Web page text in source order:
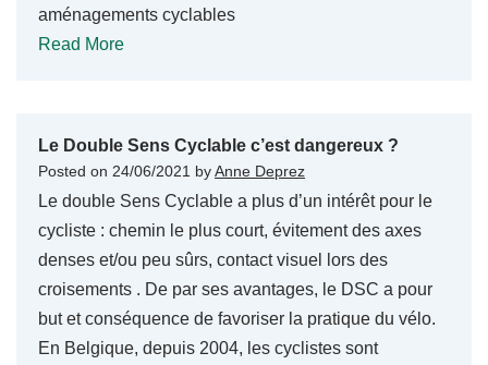
aménagements cyclables
Read More
Le Double Sens Cyclable c’est dangereux ?
Posted on 24/06/2021 byAnne Deprez
Le double Sens Cyclable a plus d’un intérêt pour le
cycliste : chemin le plus court, évitement des axes
denses et/ou peu sûrs, contact visuel lors des
croisements . De par ses avantages, le DSC a pour
but et conséquence de favoriser la pratique du vélo.
En Belgique, depuis 2004, les cyclistes sont